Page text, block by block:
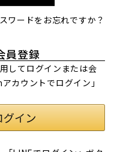
ワードをお忘れですか？
員登録
してログインまたは会
カウントでログイン」